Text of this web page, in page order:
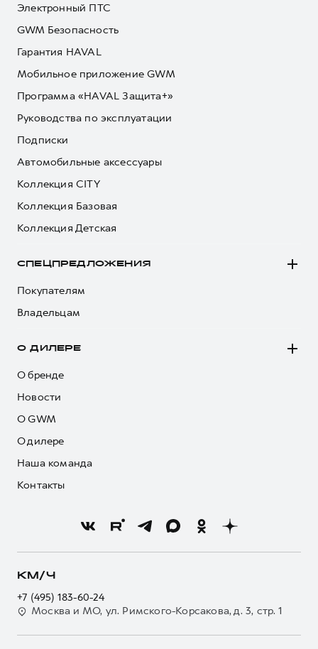
Электронный ПТС
GWM Безопасность
Гарантия HAVAL
Мобильное приложение GWM
Программа «HAVAL Защита+»
Руководства по эксплуатации
Подписки
Автомобильные аксессуары
Коллекция CITY
Коллекция Базовая
Коллекция Детская
СПЕЦПРЕДЛОЖЕНИЯ
Покупателям
Владельцам
О ДИЛЕРЕ
О бренде
Новости
О GWM
О дилере
Наша команда
Контакты
КМ/Ч
+7 (495) 183-60-24
Москва и МО, ул. Римского-Корсакова, д. 3, стр. 1